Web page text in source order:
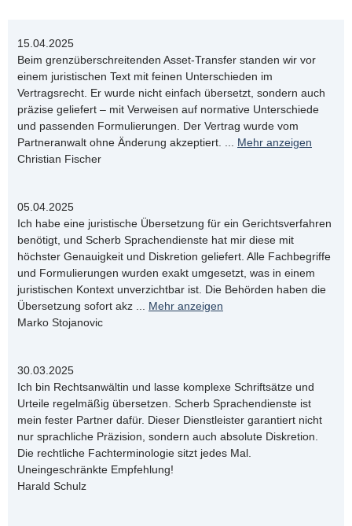
15.04.2025
Beim grenzüberschreitenden Asset-Transfer standen wir vor
einem juristischen Text mit feinen Unterschieden im
Vertragsrecht. Er wurde nicht einfach übersetzt, sondern auch
präzise geliefert – mit Verweisen auf normative Unterschiede
und passenden Formulierungen. Der Vertrag wurde vom
Partneranwalt ohne Änderung akzeptiert.
Mehr anzeigen
Christian Fischer
05.04.2025
Ich habe eine juristische Übersetzung für ein Gerichtsverfahren
benötigt, und Scherb Sprachendienste hat mir diese mit
höchster Genauigkeit und Diskretion geliefert. Alle Fachbegriffe
und Formulierungen wurden exakt umgesetzt, was in einem
juristischen Kontext unverzichtbar ist. Die Behörden haben die
Übersetzung sofort akz
Mehr anzeigen
Marko Stojanovic
30.03.2025
Ich bin Rechtsanwältin und lasse komplexe Schriftsätze und
Urteile regelmäßig übersetzen. Scherb Sprachendienste ist
mein fester Partner dafür. Dieser Dienstleister garantiert nicht
nur sprachliche Präzision, sondern auch absolute Diskretion.
Die rechtliche Fachterminologie sitzt jedes Mal.
Uneingeschränkte Empfehlung!
Harald Schulz